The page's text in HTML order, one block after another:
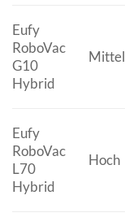
Eufy
RoboVac
G10
Hybrid
Mittel
Eufy
RoboVac
L70
Hybrid
Hoch